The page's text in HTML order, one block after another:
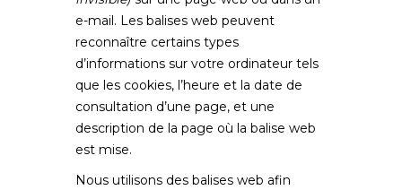
e-mail. Les balises web peuvent
reconnaître certains types
d’informations sur votre ordinateur tels
que les cookies, l’heure et la date de
consultation d’une page, et une
description de la page où la balise web
est mise.
Nous utilisons des balises web afin